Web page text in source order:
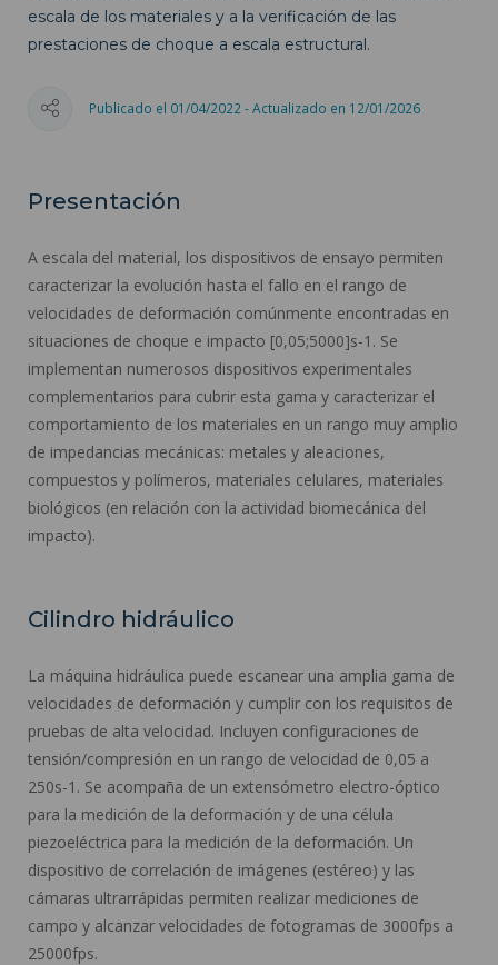
escala de los materiales y a la verificación de las
prestaciones de choque a escala estructural.
Publicado el 01/04/2022 - Actualizado en 12/01/2026
Presentación
A escala del material, los dispositivos de ensayo permiten
caracterizar la evolución hasta el fallo en el rango de
velocidades de deformación comúnmente encontradas en
situaciones de choque e impacto [0,05;5000]s-1. Se
implementan numerosos dispositivos experimentales
complementarios para cubrir esta gama y caracterizar el
comportamiento de los materiales en un rango muy amplio
de impedancias mecánicas: metales y aleaciones,
compuestos y polímeros, materiales celulares, materiales
biológicos (en relación con la actividad biomecánica del
impacto).
Cilindro hidráulico
La máquina hidráulica puede escanear una amplia gama de
velocidades de deformación y cumplir con los requisitos de
pruebas de alta velocidad. Incluyen configuraciones de
tensión/compresión en un rango de velocidad de 0,05 a
250s-1. Se acompaña de un extensómetro electro-óptico
para la medición de la deformación y de una célula
piezoeléctrica para la medición de la deformación. Un
dispositivo de correlación de imágenes (estéreo) y las
cámaras ultrarrápidas permiten realizar mediciones de
campo y alcanzar velocidades de fotogramas de 3000fps a
25000fps.